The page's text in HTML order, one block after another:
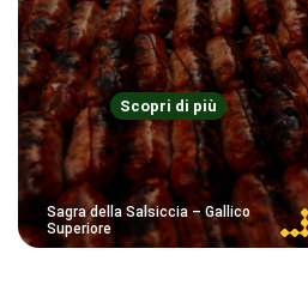
Sagra della Salsiccia – Gallico
Superiore
Scopri di più